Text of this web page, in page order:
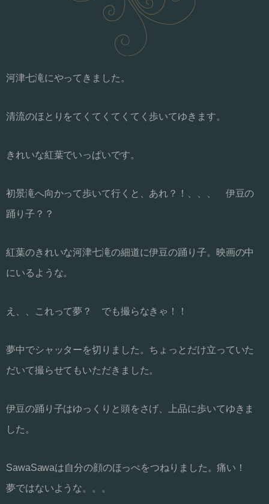
河津七滝にやってきました。
清流のほとりをてくてくてくてく歩いてゆきます。
きれいな紅葉でいっぱいです。
初景滝へ向かって歩いて行くと、あれ？！、、、 伊豆の
踊り子？？
紅葉のきれいな河津七滝の細道に伊豆の踊り子。映画の中
にいるような。
え、、これって夢？ でも撮らなきゃ！！
夢中でシャッターを切りました。ちょっとだけ立っていた
だいて撮らせてもいただきました。
伊豆の踊り子はゆっくりと頭をさげ、上品に歩いてゆきま
した。
SawaSawaは自分の顔のほっぺをつねりました。痛い！
夢ではないような。。。